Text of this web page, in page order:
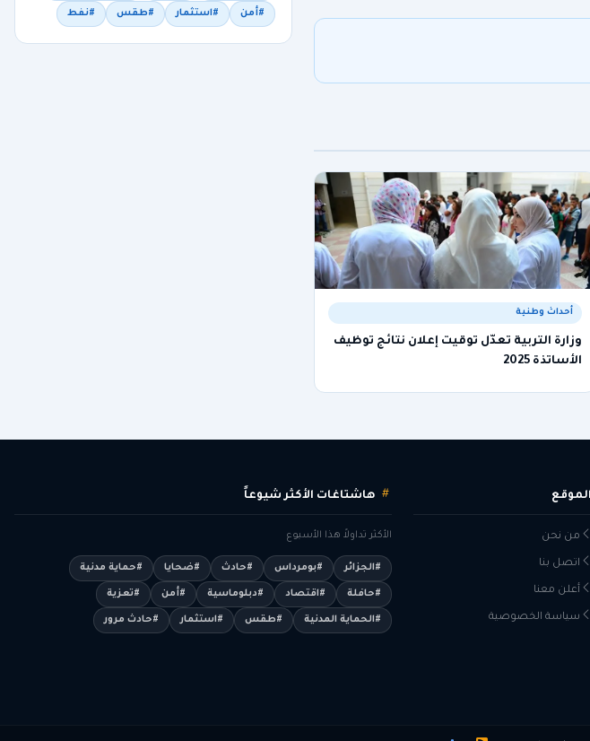
أحداث وطنية
وزارة التربية تعدّل توقيت إعلان نتائج توظيف
الأساتذة 2025
#أمن #استثمار #طقس #نفط
الموقع
من نحن
اتصل بنا
أعلن معنا
سياسة الخصوصية
هاشتاغات الأكثر شيوعاً
الأكثر تداولاً هذا الأسبوع
#الجزائر #بومرداس #حادث #ضحايا #حماية مدنية
#حافلة #اقتصاد #دبلوماسية #أمن #تعزية
#الحماية المدنية #طقس #استثمار #حادث مرور